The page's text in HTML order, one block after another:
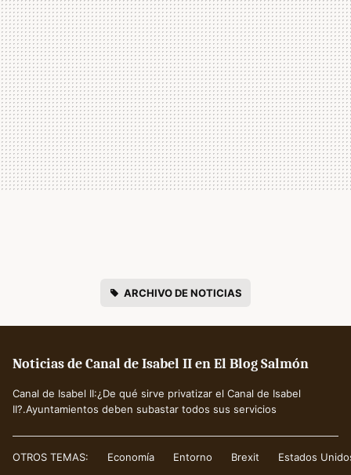
ARCHIVO DE NOTICIAS
Noticias de Canal de Isabel II en El Blog Salmón
Canal de Isabel II:¿De qué sirve privatizar el Canal de Isabel
II?.Ayuntamientos deben subastar todos sus servicios
OTROS TEMAS: Economía Entorno Brexit Estados